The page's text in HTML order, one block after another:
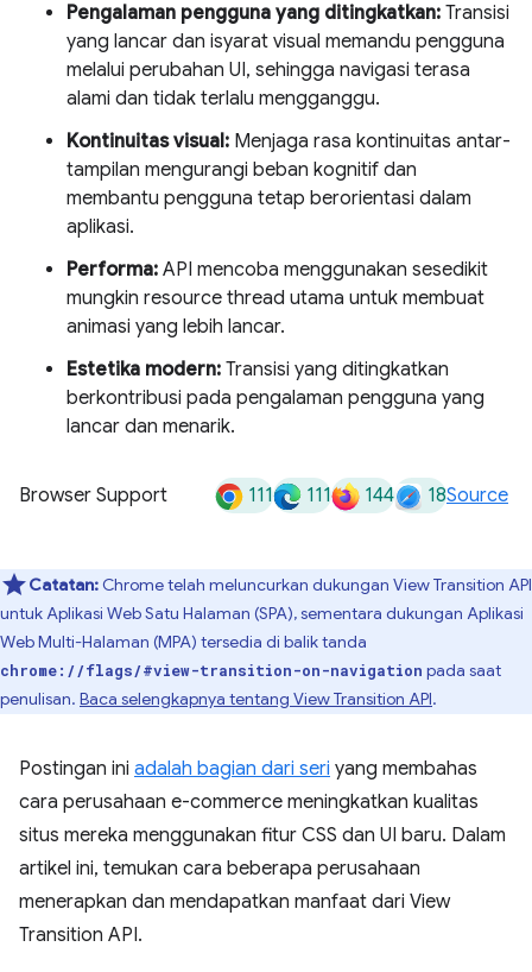
Pengalaman pengguna yang ditingkatkan: Transisi
yang lancar dan isyarat visual memandu pengguna
melalui perubahan UI, sehingga navigasi terasa
alami dan tidak terlalu mengganggu.
Kontinuitas visual: Menjaga rasa kontinuitas antar-
tampilan mengurangi beban kognitif dan
membantu pengguna tetap berorientasi dalam
aplikasi.
Performa: API mencoba menggunakan sesedikit
mungkin resource thread utama untuk membuat
animasi yang lebih lancar.
Estetika modern: Transisi yang ditingkatkan
berkontribusi pada pengalaman pengguna yang
lancar dan menarik.
Browser Support 111 111 144 18Source
Catatan: Chrome telah meluncurkan dukungan View Transition API
untuk Aplikasi Web Satu Halaman (SPA), sementara dukungan Aplikasi
Web Multi-Halaman (MPA) tersedia di balik tanda
chrome://flags/#view-transition-on-navigation pada saat
penulisan. Baca selengkapnya tentang View Transition API.
Postingan ini adalah bagian dari seri yang membahas
cara perusahaan e-commerce meningkatkan kualitas
situs mereka menggunakan fitur CSS dan UI baru. Dalam
artikel ini, temukan cara beberapa perusahaan
menerapkan dan mendapatkan manfaat dari View
Transition API.